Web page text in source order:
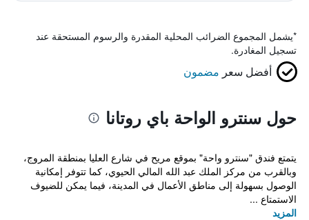
*يشمل المجموع الضرائب المحلية المقدرة والرسوم المستحقة عند
تسجيل المغادرة.
أفضل سعر مضمون
حول سنترو الواحة باي روتانا
يتمتع فندق "سنترو واحة" بموقع مريح في شارع العليا بمنطقة المروج،
وبالقرب من مركز الملك عبد الله المالي الحيوي، كما تتوفر إمكانية
الوصول بسهولة إلى مناطق الأعمال في المدينة، فيما يمكن للضيوف
الاستمتاع ...
المزيد